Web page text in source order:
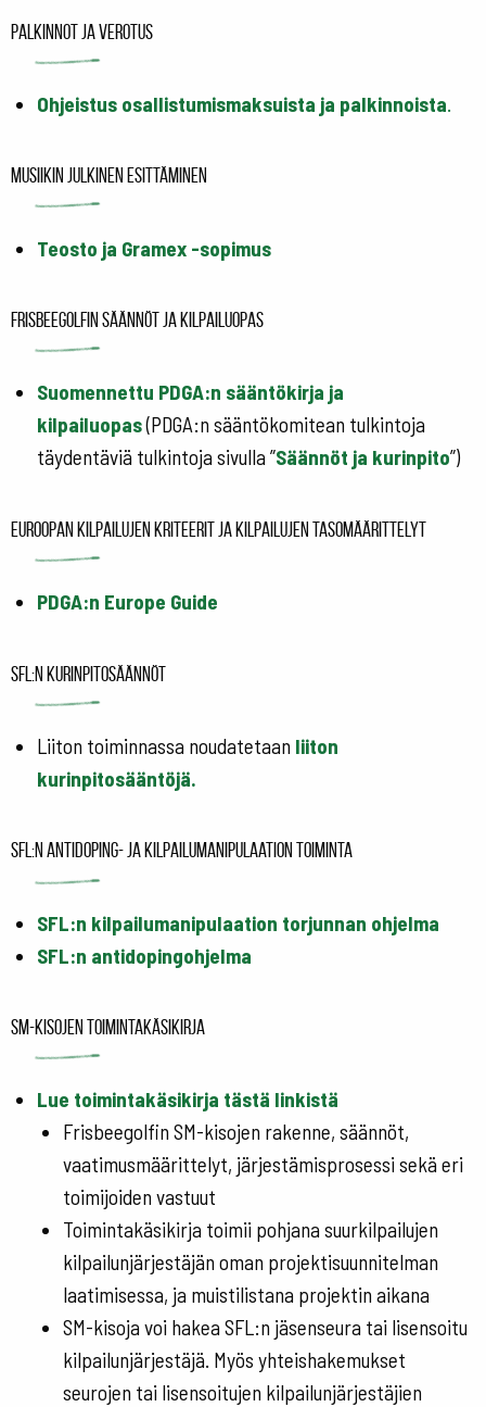
Palkinnot ja verotus
Ohjeistus osallistumismaksuista ja palkinnoista.
Musiikin julkinen esittäminen
Teosto ja Gramex -sopimus
Frisbeegolfin säännöt ja kilpailuopas
Suomennettu PDGA:n sääntökirja ja
kilpailuopas(PDGA:n sääntökomitean tulkintoja
täydentäviä tulkintoja sivulla ”Säännöt ja kurinpito”)
Euroopan kilpailujen kriteerit ja kilpailujen tasomäärittelyt
PDGA:n Europe Guide
SFL:n kurinpitosäännöt
Liiton toiminnassa noudatetaan liiton
kurinpitosääntöjä.
SFL:n Antidoping- ja kilpailumanipulaation toiminta
SFL:n kilpailumanipulaation torjunnan ohjelma
SFL:n antidopingohjelma
SM-kisojen toimintakäsikirja
Lue toimintakäsikirja tästä linkistä
Frisbeegolfin SM-kisojen rakenne, säännöt,
vaatimusmäärittelyt, järjestämisprosessi sekä eri
toimijoiden vastuut
Toimintakäsikirja toimii pohjana suurkilpailujen
kilpailunjärjestäjän oman projektisuunnitelman
laatimisessa, ja muistilistana projektin aikana
SM-kisoja voi hakea SFL:n jäsenseura tai lisensoitu
kilpailunjärjestäjä. Myös yhteishakemukset
seurojen tai lisensoitujen kilpailunjärjestäjien